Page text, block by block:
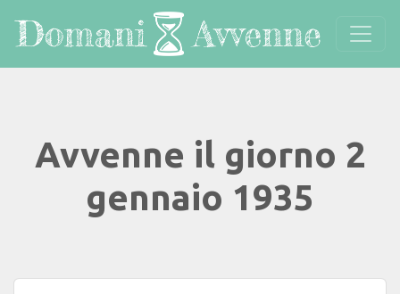
Avvenne il giorno 2
gennaio 1935